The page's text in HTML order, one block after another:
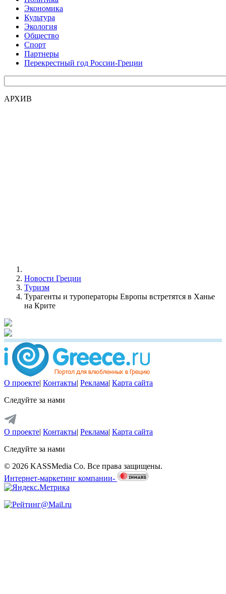
Экономика
Культура
Экология
Общество
Спорт
Партнеры
Перекрестный год России-Греции
АРХИВ
Новости Греции
Туризм
Турагенты и туроператоры Европы встретятся в Ханье
на Крите
О проекте| Контакты| Реклама| Карта сайта
Следуйте за нами
О проекте| Контакты| Реклама| Карта сайта
Следуйте за нами
© 2026 KASSMedia Co. Все права защищены.
Интернет-маркетинг компании-